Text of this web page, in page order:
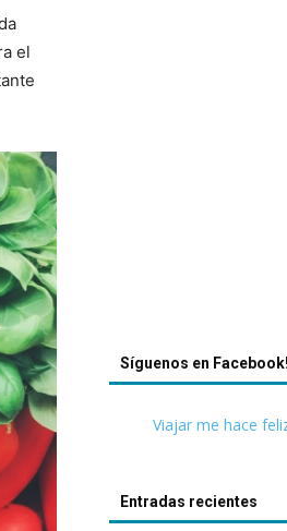
el
Síguenos en Facebook!
Viajar me hace
Entradas recientes